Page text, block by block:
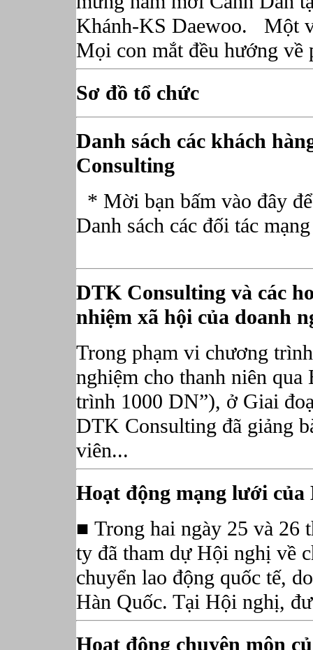
Khánh-KS Daewoo. Một
Mọi con mắt đều hướng về
Sơ đồ tổ chức
Danh sách các khách
Consulting
* Mời bạn bấm vào đây
Danh sách các đối tác
DTK Consulting và các
nhiệm xã hội của doanh
Trong phạm vi chương
nghiệm cho thanh niên
trình 1000 DN”), ở Giai
DTK Consulting đã giảng
viên...
Hoạt động mạng lưới
■ Trong hai ngày 25 và 26
ty đã tham dự Hội nghị về
chuyển lao động quốc tế,
Hàn Quốc. Tại Hội nghị,
Hoạt động chuyên môn